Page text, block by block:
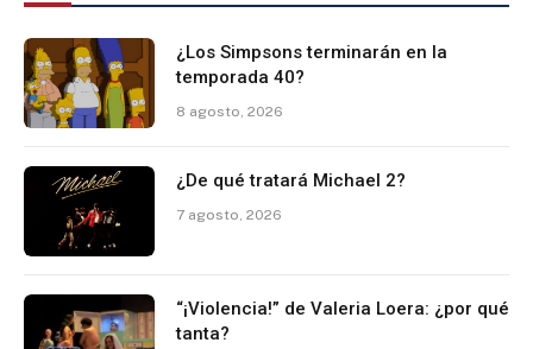
¿Los Simpsons terminarán en la
temporada 40?
8 agosto, 2026
¿De qué tratará Michael 2?
7 agosto, 2026
“¡Violencia!” de Valeria Loera: ¿por qué
tanta?